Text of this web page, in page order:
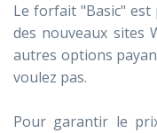
Le forfait "Basic"
des nouveaux sites
autres options
voulez pas.
Pour garantir le